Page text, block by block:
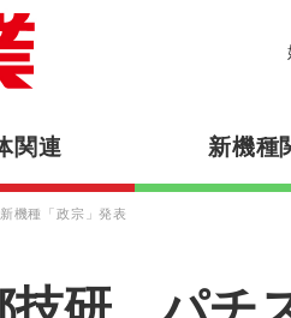
関連 新機種
機種「政宗」発表